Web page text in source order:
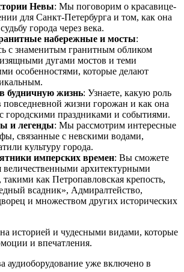
Невы: Мы поговорим о красавице-
для Санкт-Петербурга и том, как она
города через века.
набережные и мосты:
с знаменитым гранитным обликом
дугами мостов и теми
особенностями, которые делают
будничную жизнь: Узнаете, какую роль
повседневной жизни горожан и как она
городскими праздниками и событиями.
и легенды: Мы рассмотрим интересные
связанные с невскими водами,
культуру города.
имперских времен: Вы сможете
величественными архитектурными
как Петропавловская крепость,
всадник», Адмиралтейство,
и множеством других исторических
историей и чудесными видами, которые
и впечатления.
аудиоборудование уже включено в